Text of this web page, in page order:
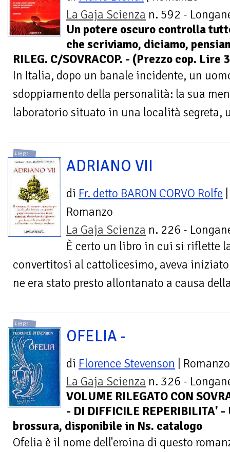
La Gaja Scienza n. 592 -
Un potere oscuro controlla
che scriviamo, diciamo,
RILEG. C/SOVRACOP. - (Prezzo cop. Lire
In Italia, dopo un banale incidente, un
sdoppiamento della personalità: la sua
laboratorio situato in una località segreta,
LIBRI
ADRIANO VII
di Fr. detto BARON CORVO Rolfe
Romanzo
La Gaja Scienza n. 226 -
È certo un libro in cui si riflette
convertitosi al cattolicesimo, aveva
ne era stato presto allontanato a causa
LIBRI
OFELIA -
di Florence Stevenson | Romanzo
La Gaja Scienza n. 326 -
VOLUME RILEGATO CON
- DI DIFFICILE REPERIBILITA'
brossura, disponibile in Ns. catalogo
Ofelia è il nome dell'eroina di questo